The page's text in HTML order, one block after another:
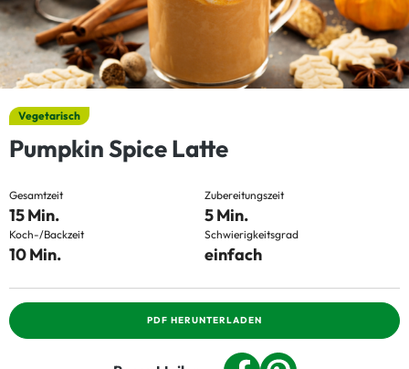
Vegetarisch
Pumpkin Spice Latte
Gesamtzeit
15 Min.
Zubereitungszeit
5 Min.
Koch-/Backzeit
10 Min.
Schwierigkeitsgrad
einfach
PDF HERUNTERLADEN